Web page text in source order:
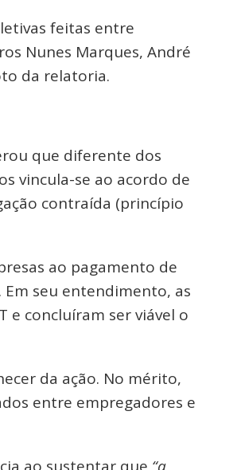
feitas entre
Nunes Marques, André
da relatoria.
que diferente dos
vincula-se ao acordo de
contraída (princípio
ao pagamento de
seu entendimento, as
e concluíram ser viável o
da ação. No mérito,
entre empregadores e